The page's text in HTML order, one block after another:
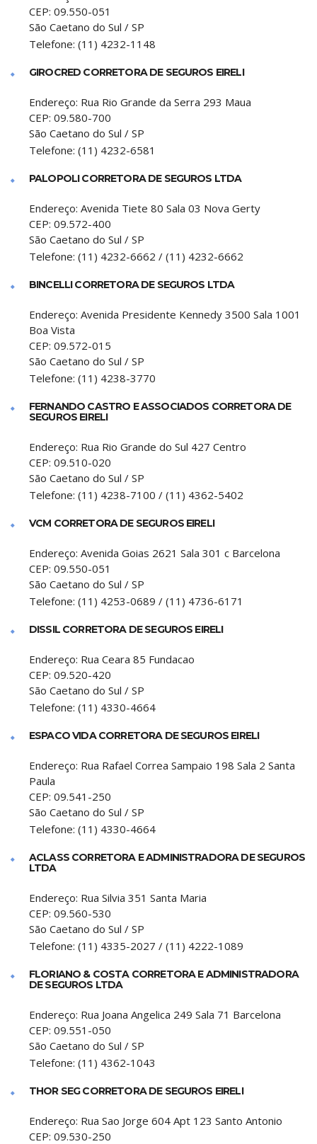
CEP: 09.550-051
São Caetano do Sul / SP
Telefone: (11) 4232-1148
GIROCRED CORRETORA DE SEGUROS EIRELI
Endereço: Rua Rio Grande da Serra 293 Maua
CEP: 09.580-700
São Caetano do Sul / SP
Telefone: (11) 4232-6581
PALOPOLI CORRETORA DE SEGUROS LTDA
Endereço: Avenida Tiete 80 Sala 03 Nova Gerty
CEP: 09.572-400
São Caetano do Sul / SP
Telefone: (11) 4232-6662 / (11) 4232-6662
BINCELLI CORRETORA DE SEGUROS LTDA
Endereço: Avenida Presidente Kennedy 3500 Sala 1001
Boa Vista
CEP: 09.572-015
São Caetano do Sul / SP
Telefone: (11) 4238-3770
FERNANDO CASTRO E ASSOCIADOS CORRETORA DE
SEGUROS EIRELI
Endereço: Rua Rio Grande do Sul 427 Centro
CEP: 09.510-020
São Caetano do Sul / SP
Telefone: (11) 4238-7100 / (11) 4362-5402
VCM CORRETORA DE SEGUROS EIRELI
Endereço: Avenida Goias 2621 Sala 301 c Barcelona
CEP: 09.550-051
São Caetano do Sul / SP
Telefone: (11) 4253-0689 / (11) 4736-6171
DISSIL CORRETORA DE SEGUROS EIRELI
Endereço: Rua Ceara 85 Fundacao
CEP: 09.520-420
São Caetano do Sul / SP
Telefone: (11) 4330-4664
ESPACO VIDA CORRETORA DE SEGUROS EIRELI
Endereço: Rua Rafael Correa Sampaio 198 Sala 2 Santa
Paula
CEP: 09.541-250
São Caetano do Sul / SP
Telefone: (11) 4330-4664
ACLASS CORRETORA E ADMINISTRADORA DE SEGUROS
LTDA
Endereço: Rua Silvia 351 Santa Maria
CEP: 09.560-530
São Caetano do Sul / SP
Telefone: (11) 4335-2027 / (11) 4222-1089
FLORIANO & COSTA CORRETORA E ADMINISTRADORA
DE SEGUROS LTDA
Endereço: Rua Joana Angelica 249 Sala 71 Barcelona
CEP: 09.551-050
São Caetano do Sul / SP
Telefone: (11) 4362-1043
THOR SEG CORRETORA DE SEGUROS EIRELI
Endereço: Rua Sao Jorge 604 Apt 123 Santo Antonio
CEP: 09.530-250